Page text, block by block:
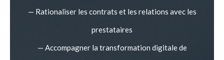
— Rationaliser les contrats et les relations avec les
prestataires
— Accompagner la transformation digitale de